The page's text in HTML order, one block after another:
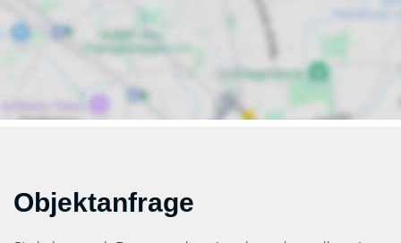
Objektanfrage